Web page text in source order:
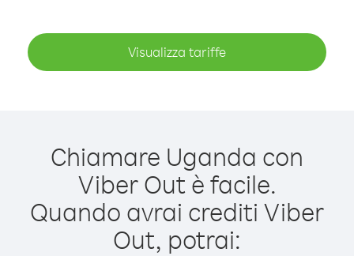
Visualizza tariffe
Chiamare Uganda con
Viber Out è facile.
Quando avrai crediti Viber
Out, potrai: